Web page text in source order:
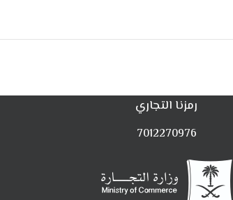
رمزنا التجاري
7012270976